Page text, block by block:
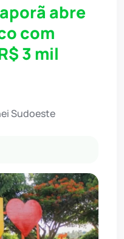
abre
com
3 mil
Sudoeste